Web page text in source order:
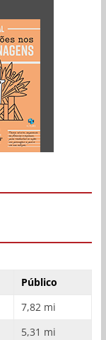
Público
7,82 mi
5,31 mi